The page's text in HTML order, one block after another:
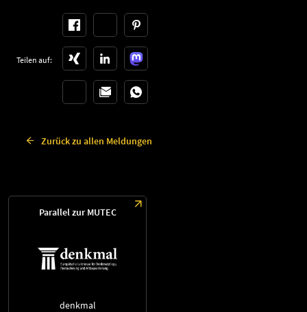
Teilen auf:
Zurück zu allen Meldungen
Parallel zur MUTEC
denkmal